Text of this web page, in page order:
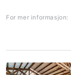
For mer informasjon: